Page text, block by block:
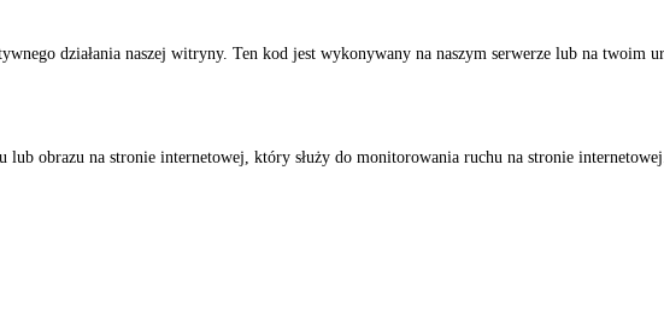
działania naszej witryny. Ten kod jest wykonywany na naszym serwerze lub na twoim
obrazu na stronie internetowej, który służy do monitorowania ruchu na stronie